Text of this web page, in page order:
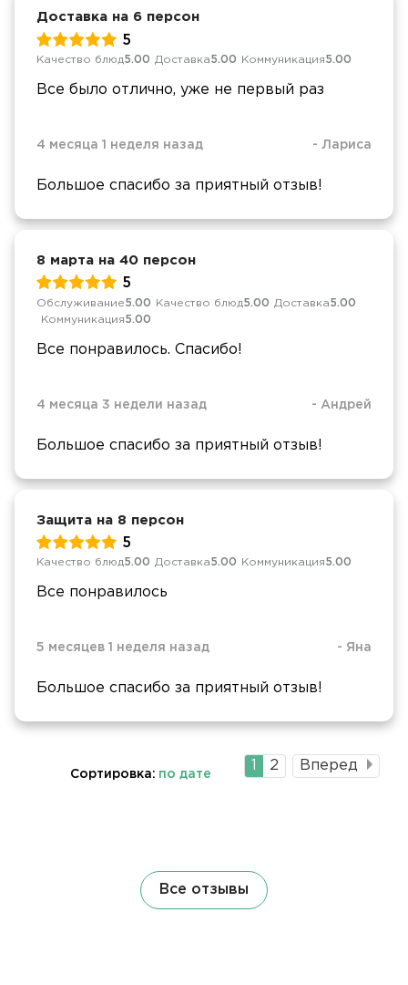
Доставка на 6 персон
5
Качество блюд5.00 Доставка5.00 Коммуникация5.00
Все было отлично, уже не первый раз
4 месяца 1 неделя назад - Лариса
Большое спасибо за приятный отзыв!
8 марта на 40 персон
5
Обслуживание5.00 Качество блюд5.00 Доставка5.00
Коммуникация5.00
Все понравилось. Спасибо!
4 месяца 3 недели назад - Андрей
Большое спасибо за приятный отзыв!
Защита на 8 персон
5
Качество блюд5.00 Доставка5.00 Коммуникация5.00
Все понравилось
5 месяцев 1 неделя назад - Яна
Большое спасибо за приятный отзыв!
Текущая
Страница
2 Вперед
Сортировка: по дате
Все отзывы